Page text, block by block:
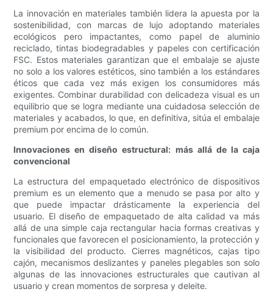
La innovación en materiales también lidera la apuesta por la
sostenibilidad, con marcas de lujo adoptando materiales
ecológicos pero impactantes, como papel de aluminio
reciclado, tintas biodegradables y papeles con certificación
FSC. Estos materiales garantizan que el embalaje se ajuste
no solo a los valores estéticos, sino también a los estándares
éticos que cada vez más exigen los consumidores más
exigentes. Combinar durabilidad con delicadeza visual es un
equilibrio que se logra mediante una cuidadosa selección de
materiales y acabados, lo que, en definitiva, sitúa el embalaje
premium por encima de lo común.
Innovaciones en diseño estructural: más allá de la caja
convencional
La estructura del empaquetado electrónico de dispositivos
premium es un elemento que a menudo se pasa por alto y
que puede impactar drásticamente la experiencia del
usuario. El diseño de empaquetado de alta calidad va más
allá de una simple caja rectangular hacia formas creativas y
funcionales que favorecen el posicionamiento, la protección y
la visibilidad del producto. Cierres magnéticos, cajas tipo
cajón, mecanismos deslizantes y paneles plegables son solo
algunas de las innovaciones estructurales que cautivan al
usuario y crean momentos de sorpresa y deleite.